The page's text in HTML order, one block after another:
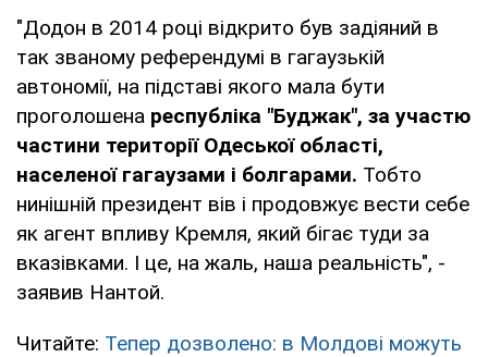
"Додон в 2014 році відкрито був задіяний в
так званому референдумі в гагаузькій
автономії, на підставі якого мала бути
проголошена республіка "Буджак", за участю
частини території Одеської області,
населеної гагаузами і болгарами. Тобто
нинішній президент вів і продовжує вести себе
як агент впливу Кремля, який бігає туди за
вказівками. І це, на жаль, наша реальність", -
заявив Нантой.
Читайте: Тепер дозволено: в Молдові можуть